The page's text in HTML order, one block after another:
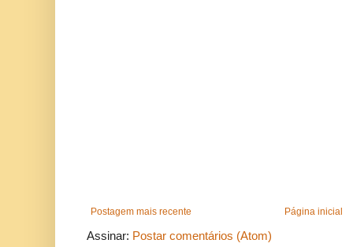
Postagem mais recente Página inicial
Assinar: Postar comentários (Atom)